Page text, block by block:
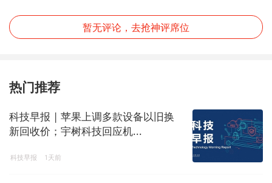
暂无评论，去抢神评席位
热门推荐
科技早报 | 苹果上调多款设备以旧换
新回收价；宇树科技回应机...
科技早报 1天前